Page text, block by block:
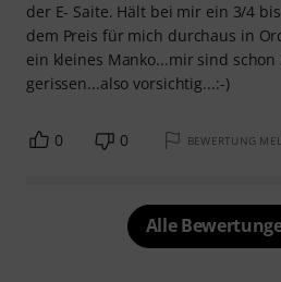
der E- Saite. Hält bei mir ein 3/4
dem Preis für mich durchaus in
ein kleines Manko...mir sind
gerissen...also vorsichtig...:-)
0 0 BEWERTUNG
Alle